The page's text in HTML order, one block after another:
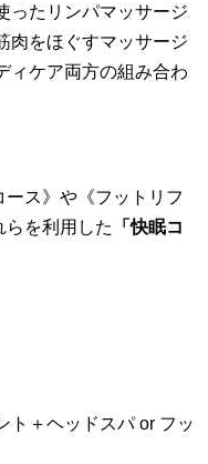
ったリンパマッサージ
肉をほぐすマッサージ
ィケア両方の組み合わ
ス》や《フットリフ
らを利用した
「快眠コ
＋ヘッドスパ or フッ